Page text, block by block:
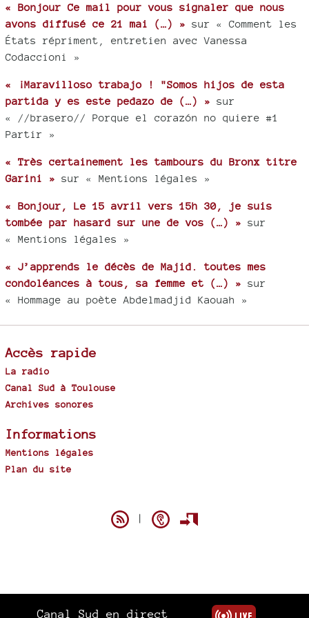
« Bonjour Ce mail pour vous signaler que nous
avons diffusé ce 21 mai (…) » sur « Comment les
États répriment, entretien avec Vanessa
Codaccioni »
« ¡Maravilloso trabajo ! "Somos hijos de esta
partida y es este pedazo de (…) » sur
« //brasero// Porque el corazón no quiere #1
Partir »
« Très certainement les tambours du Bronx titre
Garini » sur « Mentions légales »
« Bonjour, Le 15 avril vers 15h 30, je suis
tombée par hasard sur une de vos (…) » sur
« Mentions légales »
« J’apprends le décès de Majid. toutes mes
condoléances à tous, sa femme et (…) » sur
« Hommage au poète Abdelmadjid Kaouah »
Accès rapide
La radio
Canal Sud à Toulouse
Archives sonores
Informations
Mentions légales
Plan du site
|
Canal Sud en direct